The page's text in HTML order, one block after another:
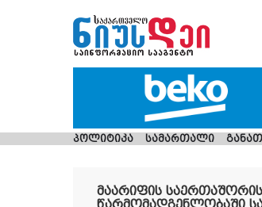
პოლიტიკა სამართალი
მაარიფის